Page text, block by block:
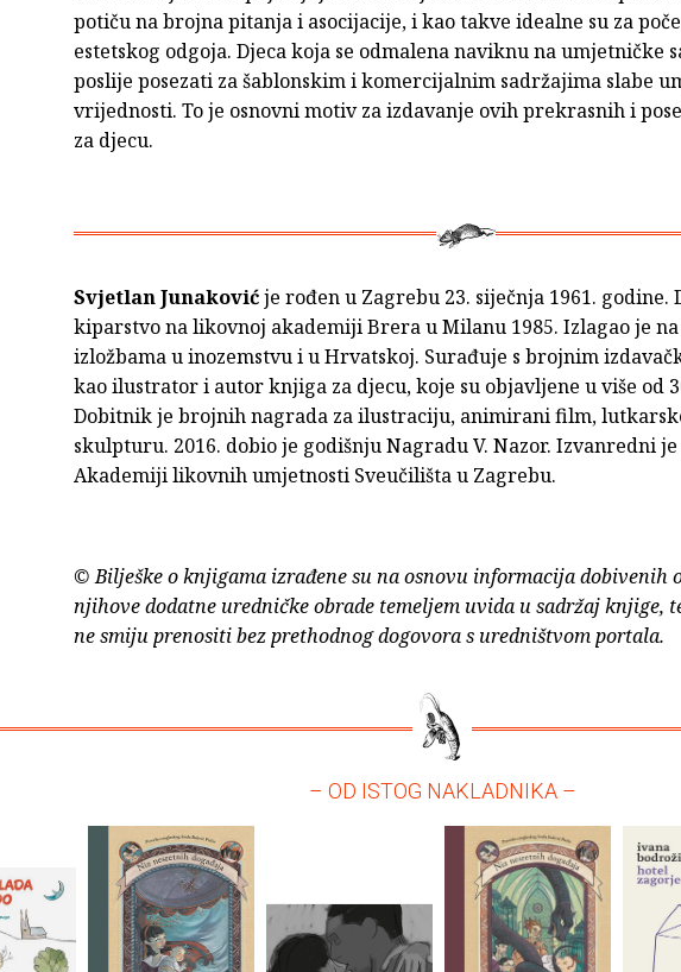
potiču na brojna pitanja i asocijacije, i kao takve idealne su za
estetskog odgoja. Djeca koja se odmalena naviknu na umjetničke
poslije posezati za šablonskim i komercijalnim sadržajima slabe
vrijednosti. To je osnovni motiv za izdavanje ovih prekrasnih i
za djecu.
Svjetlan Junakovićje rođen u Zagrebu 23. siječnja 1961. godine.
kiparstvo na likovnoj akademiji Brera u Milanu 1985. Izlagao je
izložbama u inozemstvu i u Hrvatskoj. Surađuje s brojnim
kao ilustrator i autor knjiga za djecu, koje su objavljene u više od
Dobitnik je brojnih nagrada za ilustraciju, animirani film,
skulpturu. 2016. dobio je godišnju Nagradu V. Nazor. Izvanredni
Akademiji likovnih umjetnosti Sveučilišta u Zagrebu.
© Bilješke o knjigama izrađene su na osnovu informacija dobivenih
njihove dodatne uredničke obrade temeljem uvida u sadržaj knjige,
ne smiju prenositi bez prethodnog dogovora s uredništvom portala.
– OD ISTOG NAKLADNIKA –